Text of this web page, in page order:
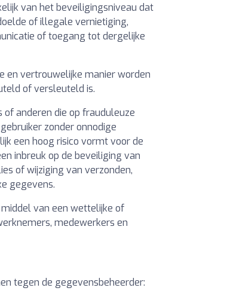
van het beveiligingsniveau dat
of illegale vernietiging,
of toegang tot dergelijke
en vertrouwelijke manier worden
of versleuteld is.
of anderen die op frauduleuze
zonder onnodige
een hoog risico vormt voor de
inbreuk op de beveiliging van
of wijziging van verzonden,
gegevens.
van een wettelijke of
medewerkers en
tegen de gegevensbeheerder: